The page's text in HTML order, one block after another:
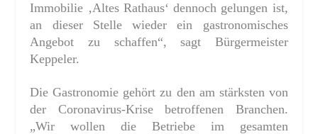
Immobilie ‚Altes Rathaus‘ dennoch gelungen ist,
an dieser Stelle wieder ein gastronomisches
Angebot zu schaffen“, sagt Bürgermeister
Keppeler.
Die Gastronomie gehört zu den am stärksten von
der Coronavirus-Krise betroffenen Branchen.
„Wir wollen die Betriebe im gesamten